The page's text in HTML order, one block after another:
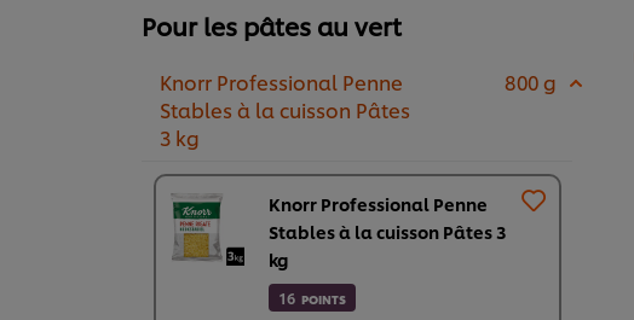
Pour les pâtes au vert
Knorr Professional Penne
Stables à la cuisson Pâtes
3 kg
800 g
Knorr Professional Penne
Stables à la cuisson Pâtes 3
kg
16 POINTS